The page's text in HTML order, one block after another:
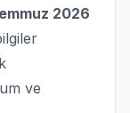
2026
ve